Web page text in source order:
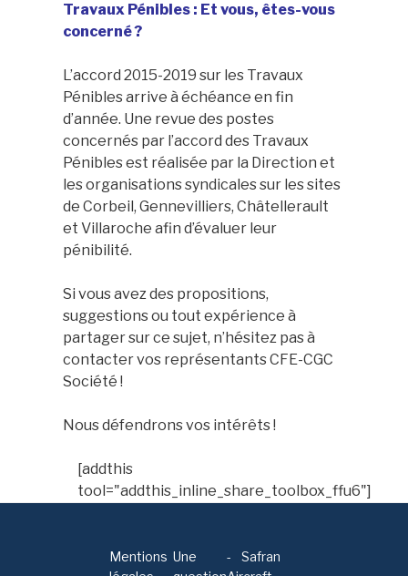
Travaux Pénibles : Et vous, êtes-vous
concerné ?
L’accord 2015-2019 sur les Travaux
Pénibles arrive à échéance en fin
d’année. Une revue des postes
concernés par l’accord des Travaux
Pénibles est réalisée par la Direction et
les organisations syndicales sur les sites
de Corbeil, Gennevilliers, Châtellerault
et Villaroche afin d’évaluer leur
pénibilité.
Si vous avez des propositions,
suggestions ou tout expérience à
partager sur ce sujet, n’hésitez pas à
contacter vos représentants CFE-CGC
Société !
Nous défendrons vos intérêts !
[addthis
tool="addthis_inline_share_toolbox_ffu6"]
Mentions Une
-
Safran